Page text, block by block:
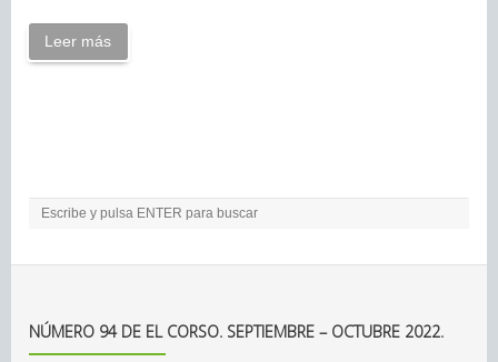
Leer más
NÚMERO 94 DE EL CORSO. SEPTIEMBRE – OCTUBRE 2022.